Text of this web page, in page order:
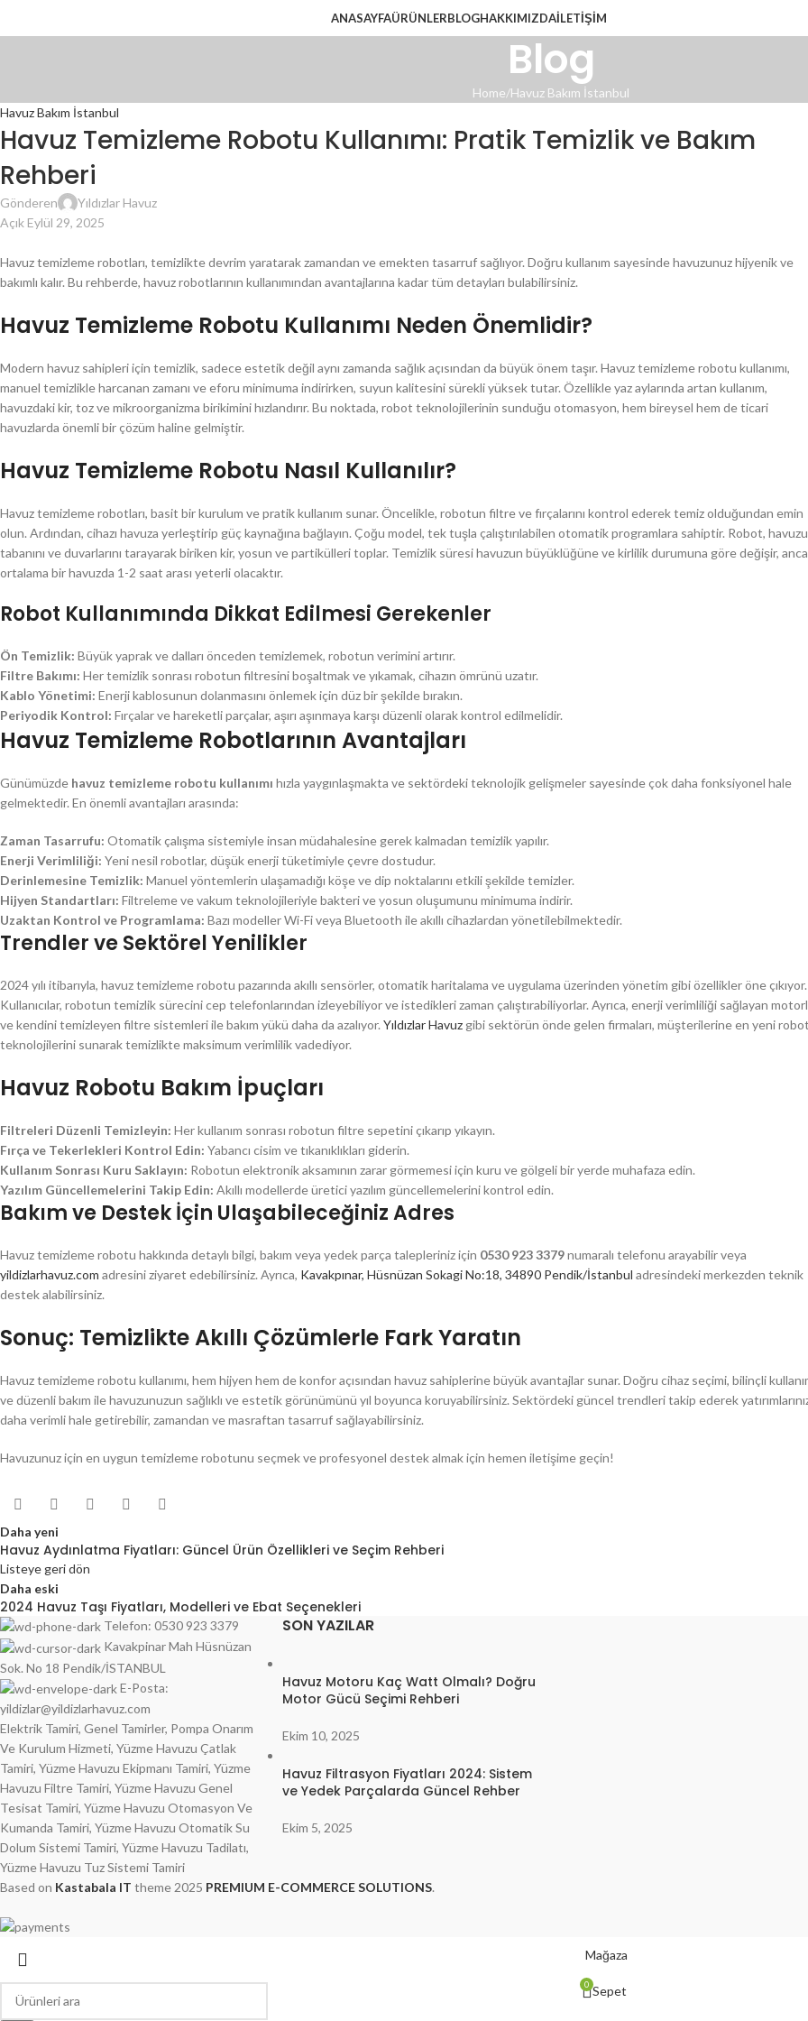
ANASAYFAÜRÜNLERBLOGHAKKIMIZDAİLETIŞIM
Blog
Home Havuz Bakım İstanbul
Havuz Bakım İstanbul
Havuz Temizleme Robotu Kullanımı: Pratik Temizlik ve Bakım
Rehberi
Gönderen
Yıldızlar Havuz
Açık Eylül 29, 2025
Havuz temizleme robotları, temizlikte devrim yaratarak zamandan ve emekten tasarruf sağlıyor. Doğru kullanım sayesinde havuzunuz hijyenik ve
bakımlı kalır. Bu rehberde, havuz robotlarının kullanımından avantajlarına kadar tüm detayları bulabilirsiniz.
Havuz Temizleme Robotu Kullanımı Neden Önemlidir?
Modern havuz sahipleri için temizlik, sadece estetik değil aynı zamanda sağlık açısından da büyük önem taşır. Havuz temizleme robotu kullanımı,
manuel temizlikle harcanan zamanı ve eforu minimuma indirirken, suyun kalitesini sürekli yüksek tutar. Özellikle yaz aylarında artan kullanım,
havuzdaki kir, toz ve mikroorganizma birikimini hızlandırır. Bu noktada, robot teknolojilerinin sunduğu otomasyon, hem bireysel hem de ticari
havuzlarda önemli bir çözüm haline gelmiştir.
Havuz Temizleme Robotu Nasıl Kullanılır?
Havuz temizleme robotları, basit bir kurulum ve pratik kullanım sunar. Öncelikle, robotun filtre ve fırçalarını kontrol ederek temiz olduğundan emin
olun. Ardından, cihazı havuza yerleştirip güç kaynağına bağlayın. Çoğu model, tek tuşla çalıştırılabilen otomatik programlara sahiptir. Robot,
tabanını ve duvarlarını tarayarak biriken kir, yosun ve partikülleri toplar. Temizlik süresi havuzun büyüklüğüne ve kirlilik durumuna göre değişir,
ortalama bir havuzda 1-2 saat arası yeterli olacaktır.
Robot Kullanımında Dikkat Edilmesi Gerekenler
Ön Temizlik: Büyük yaprak ve dalları önceden temizlemek, robotun verimini artırır.
Filtre Bakımı: Her temizlik sonrası robotun filtresini boşaltmak ve yıkamak, cihazın ömrünü uzatır.
Kablo Yönetimi: Enerji kablosunun dolanmasını önlemek için düz bir şekilde bırakın.
Periyodik Kontrol: Fırçalar ve hareketli parçalar, aşırı aşınmaya karşı düzenli olarak kontrol edilmelidir.
Havuz Temizleme Robotlarının Avantajları
Günümüzde havuz temizleme robotu kullanımı hızla yaygınlaşmakta ve sektördeki teknolojik gelişmeler sayesinde çok daha fonksiyonel hale
gelmektedir. En önemli avantajları arasında:
Zaman Tasarrufu: Otomatik çalışma sistemiyle insan müdahalesine gerek kalmadan temizlik yapılır.
Enerji Verimliliği: Yeni nesil robotlar, düşük enerji tüketimiyle çevre dostudur.
Derinlemesine Temizlik: Manuel yöntemlerin ulaşamadığı köşe ve dip noktalarını etkili şekilde temizler.
Hijyen Standartları: Filtreleme ve vakum teknolojileriyle bakteri ve yosun oluşumunu minimuma indirir.
Uzaktan Kontrol ve Programlama: Bazı modeller Wi-Fi veya Bluetooth ile akıllı cihazlardan yönetilebilmektedir.
Trendler ve Sektörel Yenilikler
2024 yılı itibarıyla, havuz temizleme robotu pazarında akıllı sensörler, otomatik haritalama ve uygulama üzerinden yönetim gibi özellikler öne çıkıyor.
Kullanıcılar, robotun temizlik sürecini cep telefonlarından izleyebiliyor ve istedikleri zaman çalıştırabiliyorlar. Ayrıca, enerji verimliliği sağlayan
ve kendini temizleyen filtre sistemleri ile bakım yükü daha da azalıyor. Yıldızlar Havuz gibi sektörün önde gelen firmaları, müşterilerine en yeni robot
teknolojilerini sunarak temizlikte maksimum verimlilik vadediyor.
Havuz Robotu Bakım İpuçları
Filtreleri Düzenli Temizleyin: Her kullanım sonrası robotun filtre sepetini çıkarıp yıkayın.
Fırça ve Tekerlekleri Kontrol Edin: Yabancı cisim ve tıkanıklıkları giderin.
Kullanım Sonrası Kuru Saklayın: Robotun elektronik aksamının zarar görmemesi için kuru ve gölgeli bir yerde muhafaza edin.
Yazılım Güncellemelerini Takip Edin: Akıllı modellerde üretici yazılım güncellemelerini kontrol edin.
Bakım ve Destek İçin Ulaşabileceğiniz Adres
Havuz temizleme robotu hakkında detaylı bilgi, bakım veya yedek parça talepleriniz için 0530 923 3379numaralı telefonu arayabilir veya
yildizlarhavuz.com adresini ziyaret edebilirsiniz. Ayrıca, Kavakpınar, Hüsnüzan Sokagi No:18, 34890 Pendik/İstanbul adresindeki merkezden teknik
destek alabilirsiniz.
Sonuç: Temizlikte Akıllı Çözümlerle Fark Yaratın
Havuz temizleme robotu kullanımı, hem hijyen hem de konfor açısından havuz sahiplerine büyük avantajlar sunar. Doğru cihaz seçimi, bilinçli
ve düzenli bakım ile havuzunuzun sağlıklı ve estetik görünümünü yıl boyunca koruyabilirsiniz. Sektördeki güncel trendleri takip ederek
daha verimli hale getirebilir, zamandan ve masraftan tasarruf sağlayabilirsiniz.
Havuzunuz için en uygun temizleme robotunu seçmek ve profesyonel destek almak için hemen iletişime geçin!
Daha yeni
Havuz Aydınlatma Fiyatları: Güncel Ürün Özellikleri ve Seçim Rehberi
Listeye geri dön
Daha eski
2024 Havuz Taşı Fiyatları, Modelleri ve Ebat Seçenekleri
Telefon: 0530 923 3379
Kavakpinar Mah Hüsnüzan
Sok. No 18 Pendik/İSTANBUL
E-Posta:
yildizlar@yildizlarhavuz.com
Elektrik Tamiri, Genel Tamirler, Pompa Onarım
Ve Kurulum Hizmeti, Yüzme Havuzu Çatlak
Tamiri, Yüzme Havuzu Ekipmanı Tamiri, Yüzme
Havuzu Filtre Tamiri, Yüzme Havuzu Genel
Tesisat Tamiri, Yüzme Havuzu Otomasyon Ve
Kumanda Tamiri, Yüzme Havuzu Otomatik Su
Dolum Sistemi Tamiri, Yüzme Havuzu Tadilatı,
Yüzme Havuzu Tuz Sistemi Tamiri
SON YAZILAR
Havuz Motoru Kaç Watt Olmalı? Doğru
Motor Gücü Seçimi Rehberi
Ekim 10, 2025
Havuz Filtrasyon Fiyatları 2024: Sistem
ve Yedek Parçalarda Güncel Rehber
Ekim 5, 2025
Based on Kastabala IT theme 2025 PREMIUM E-COMMERCE SOLUTIONS.
Mağaza
0 Sepet